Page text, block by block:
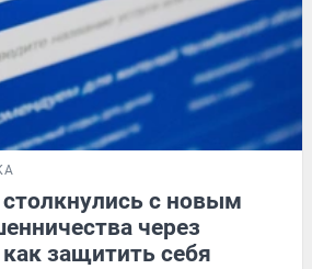
с новым
через
как защитить себя